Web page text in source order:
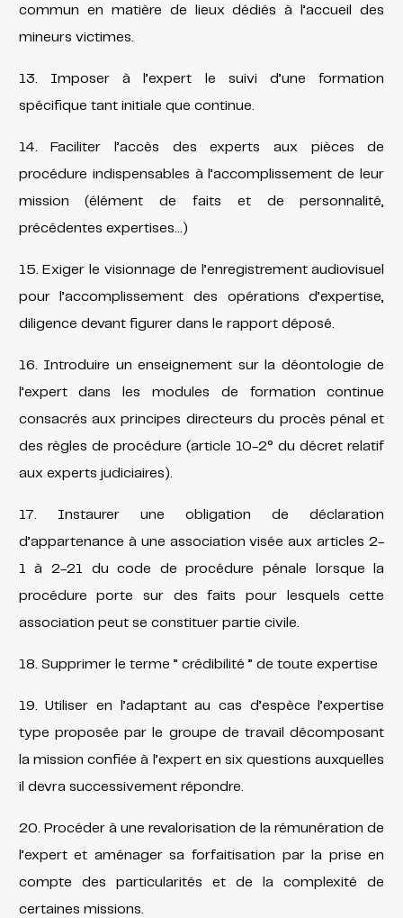
commun en matière de lieux dédiés à l’accueil des
mineurs victimes.
13. Imposer à l’expert le suivi d’une formation
spécifique tant initiale que continue.
14. Faciliter l’accès des experts aux pièces de
procédure indispensables à l’accomplissement de leur
mission (élément de faits et de personnalité,
précédentes expertises…)
15. Exiger le visionnage de l’enregistrement audiovisuel
pour l’accomplissement des opérations d’expertise,
diligence devant figurer dans le rapport déposé.
16. Introduire un enseignement sur la déontologie de
l’expert dans les modules de formation continue
consacrés aux principes directeurs du procès pénal et
des règles de procédure (article 10-2° du décret relatif
aux experts judiciaires).
17. Instaurer une obligation de déclaration
d’appartenance à une association visée aux articles 2-
1 à 2-21 du code de procédure pénale lorsque la
procédure porte sur des faits pour lesquels cette
association peut se constituer partie civile.
18. Supprimer le terme ” crédibilité ” de toute expertise
19. Utiliser en l’adaptant au cas d’espèce l’expertise
type proposée par le groupe de travail décomposant
la mission confiée à l’expert en six questions auxquelles
il devra successivement répondre.
20. Procéder à une revalorisation de la rémunération de
l’expert et aménager sa forfaitisation par la prise en
compte des particularités et de la complexité de
certaines missions.